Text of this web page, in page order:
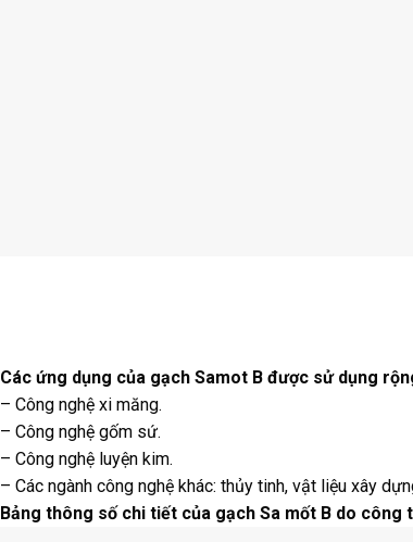
Các ứng dụng của gạch Samot B được sử dụng
– Công nghệ xi măng.
– Công nghệ gốm sứ.
– Công nghệ luyện kim.
– Các ngành công nghệ khác: thủy tinh, vật liệu xây
Bảng thông số chi tiết của gạch Sa mốt B do công